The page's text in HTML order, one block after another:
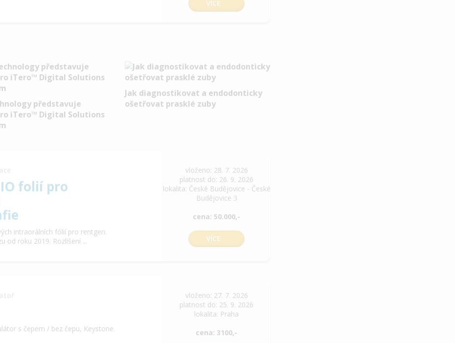
VÍCE
představuje
iTero™ Digital Solutions
Jak diagnostikovat a endodonticky
ošetřovat prasklé zuby
folií pro
intraorálních fólií pro rentgen.
od roku 2019. Rozlišení ...
vloženo: 28. 7. 2026
platnost do: 26. 9. 2026
lokalita: České Budějovice - České
Budějovice 3
cena: 50.000,-
VÍCE
s čepem / bez čepu, Keystone.
vloženo: 27. 7. 2026
platnost do: 25. 9. 2026
lokalita: Praha
cena: 3100,-